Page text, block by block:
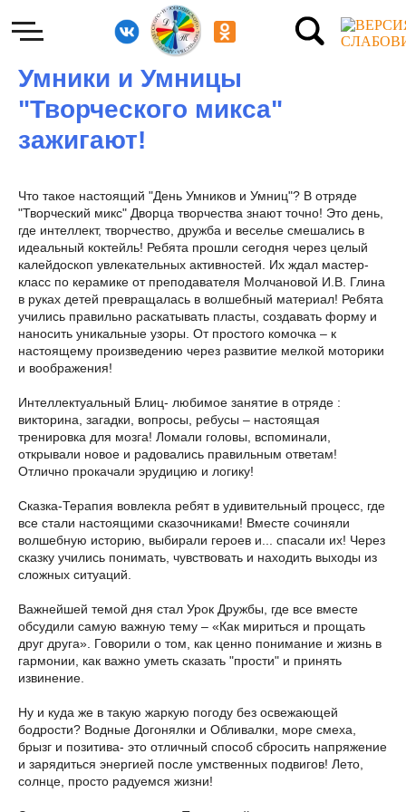
Умники и Умницы
"Творческого микса"
зажигают!
Что такое настоящий "День Умников и Умниц"? В отряде
"Творческий микс" Дворца творчества знают точно! Это день,
где интеллект, творчество, дружба и веселье смешались в
идеальный коктейль! Ребята прошли сегодня через целый
калейдоскоп увлекательных активностей. Их ждал мастер-
класс по керамике от преподавателя Молчановой И.В. Глина
в руках детей превращалась в волшебный материал! Ребята
учились правильно раскатывать пласты, создавать форму и
наносить уникальные узоры. От простого комочка – к
настоящему произведению через развитие мелкой моторики
и воображения!
Интеллектуальный Блиц- любимое занятие в отряде :
викторина, загадки, вопросы, ребусы – настоящая
тренировка для мозга! Ломали головы, вспоминали,
открывали новое и радовались правильным ответам!
Отлично прокачали эрудицию и логику!
Сказка-Терапия вовлекла ребят в удивительный процесс, где
все стали настоящими сказочниками! Вместе сочиняли
волшебную историю, выбирали героев и... спасали их! Через
сказку учились понимать, чувствовать и находить выходы из
сложных ситуаций.
Важнейшей темой дня стал Урок Дружбы, где все вместе
обсудили самую важную тему – «Как мириться и прощать
друг друга». Говорили о том, как ценно понимание и жизнь в
гармонии, как важно уметь сказать "прости" и принять
извинение.
Ну и куда же в такую жаркую погоду без освежающей
бодрости? Водные Догонялки и Обливалки, море смеха,
брызг и позитива- это отличный способ сбросить напряжение
и зарядиться энергией после умственных подвигов! Лето,
солнце, просто радуемся жизни!